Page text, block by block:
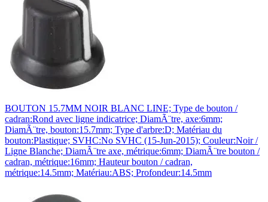
BOUTON 15.7MM NOIR BLANC LINE; Type de bouton /
cadran:Rond avec ligne indicatrice; DiamÃ¨tre, axe:6mm;
DiamÃ¨tre, bouton:15.7mm; Type d'arbre:D; Matériau du
bouton:Plastique; SVHC:No SVHC (15-Jun-2015); Couleur:Noir /
Ligne Blanche; DiamÃ¨tre axe, métrique:6mm; DiamÃ¨tre bouton /
cadran, métrique:16mm; Hauteur bouton / cadran,
métrique:14.5mm; Matériau:ABS; Profondeur:14.5mm